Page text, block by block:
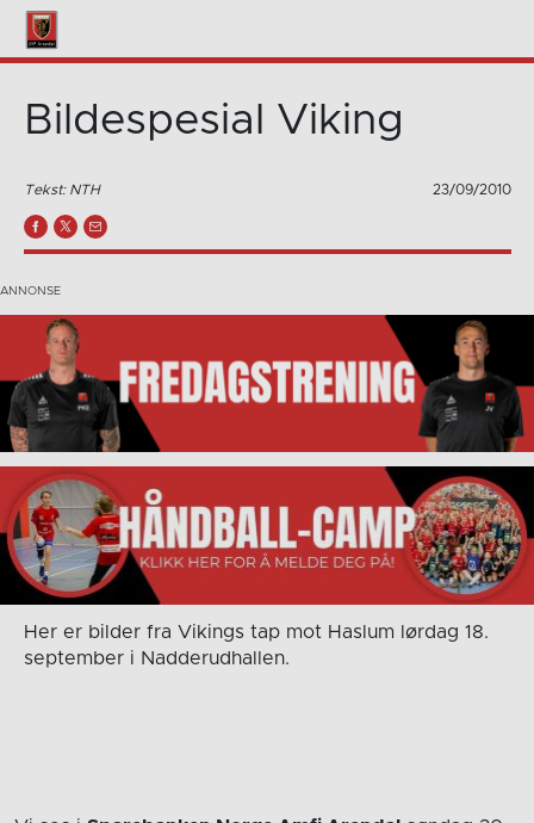
Bildespesial Viking
Tekst: NTH 23/09/2010
Her er bilder fra Vikings tap mot Haslum lørdag 18.
september i Nadderudhallen.